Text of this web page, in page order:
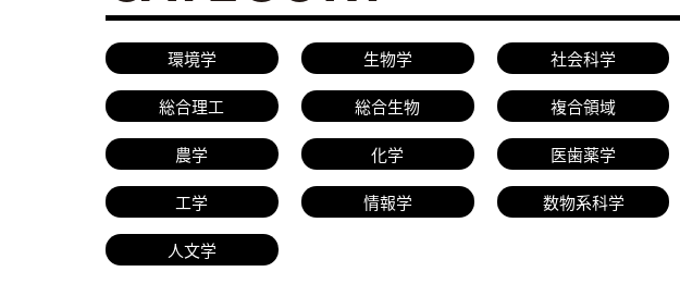
環境学 生物学 社会科学
総合理工 総合生物 複合領域
農学 化学 医歯薬学
工学 情報学 数物系科学
人文学